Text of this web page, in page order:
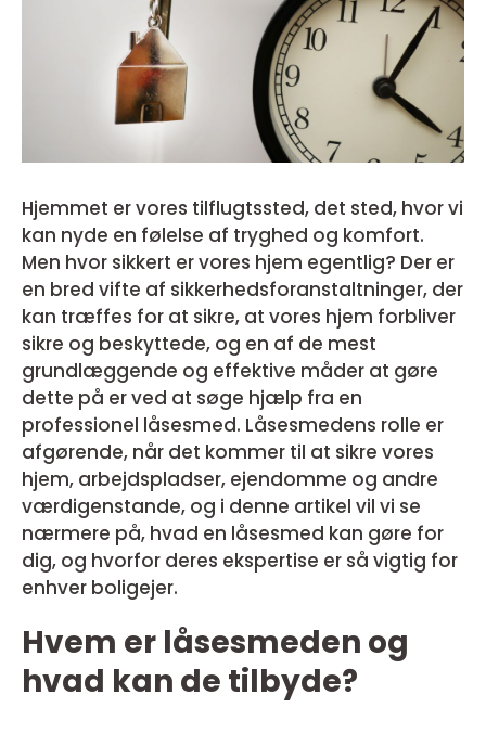
Hjemmet er vores tilflugtssted, det sted, hvor vi
kan nyde en følelse af tryghed og komfort.
Men hvor sikkert er vores hjem egentlig? Der er
en bred vifte af sikkerhedsforanstaltninger, der
kan træffes for at sikre, at vores hjem forbliver
sikre og beskyttede, og en af de mest
grundlæggende og effektive måder at gøre
dette på er ved at søge hjælp fra en
professionel låsesmed. Låsesmedens rolle er
afgørende, når det kommer til at sikre vores
hjem, arbejdspladser, ejendomme og andre
værdigenstande, og i denne artikel vil vi se
nærmere på, hvad en låsesmed kan gøre for
dig, og hvorfor deres ekspertise er så vigtig for
enhver boligejer.
Hvem er låsesmeden og
hvad kan de tilbyde?